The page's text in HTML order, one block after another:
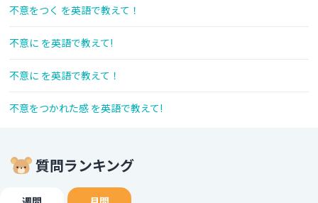
不意をつく を英語で教えて！
不意に を英語で教えて!
不意に を英語で教えて！
不意をつかれた感 を英語で教えて!
質問ランキング